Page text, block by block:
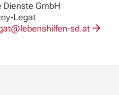
Dienste GmbH
Legat
sd.at